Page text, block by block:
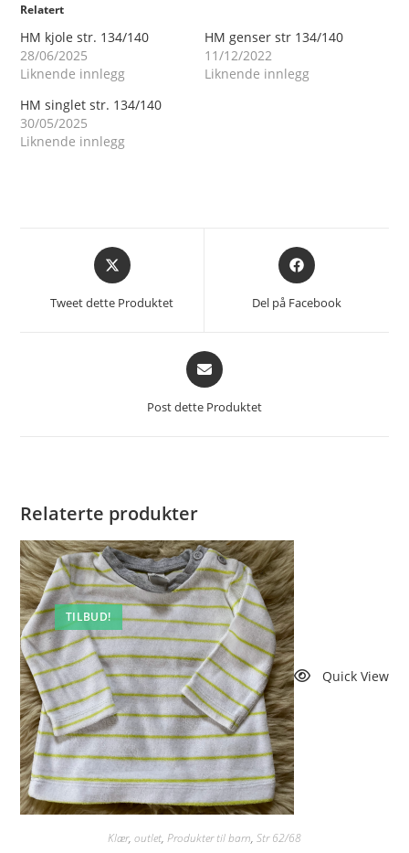
Relatert
HM kjole str. 134/140
28/06/2025
Liknende innlegg
HM genser str 134/140
11/12/2022
Liknende innlegg
HM singlet str. 134/140
30/05/2025
Liknende innlegg
Åpnes
i
nytt
Tweet dette Produktet
Åpnes
i
et
nytt
Del på Facebook
Åpnes
i
nytt
Post dette Produktet
Relaterte produkter
TILBUD!
Quick View
Klær, outlet, Produkter til barn, Str 62/68